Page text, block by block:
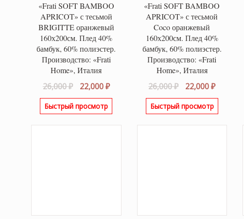
«Frati SOFT BAMBOO
APRICOT» с тесьмой
BRIGITTE оранжевый
160х200см. Плед 40%
бамбук, 60% полиэстер.
Производство: «Frati
Home», Италия
26,000₽
Первоначальная
цена
составляла
22,000₽Текущая
цена:
Быстрый просмотр
«Frati SOFT BAMBOO
APRICOT» с тесьмой
Coco оранжевый
160х200см. Плед 40%
бамбук, 60% полиэстер.
Производство: «Frati
Home», Италия
26,000₽
Первоначальная
цена
составляла
22,000₽Текущая
цена:
Быстрый просмотр